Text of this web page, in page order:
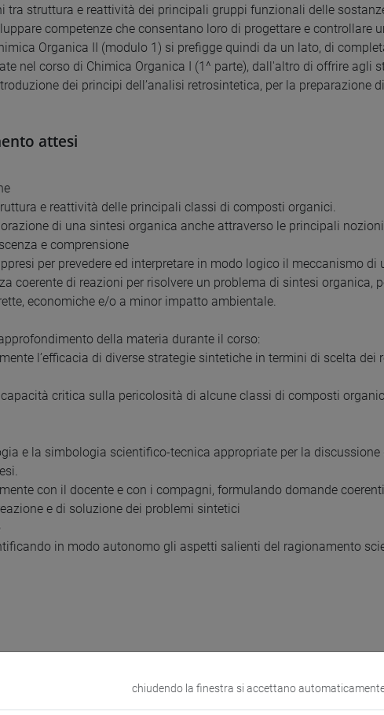
tra struttura e reattività dei principali gruppi funzionali delle
competenze che consentano loro di progettare e controllare
Organica II (modulo 1) si prefigge quindi da un lato, di
nel corso di Chimica Organica I (1^ parte), dall'altro di offrire agli
dei principi dell’analisi retrosintetica, per la preparazione
attesi
e reattività delle principali classi di composti organici.
di una sintesi organica anche attraverso le principali
e comprensione
per prevedere ed interpretare in modo logico il meccanismo di
coerente di reazioni per risolvere un problema di sintesi organica,
economiche e/o a minor impatto ambientale.
della materia durante il corso:
l’efficacia di diverse strategie sintetiche in termini di scelta dei
critica sulla pericolosità di alcune classi di composti
e la simbologia scientifico-tecnica appropriate per la
con il docente e con i compagni, formulando domande
e di soluzione dei problemi sintetici
in modo autonomo gli aspetti salienti del ragionamento
del corso di Chimica Organica I e Laboratorio. È necessario
delle principali classi di sostanze organiche, tra queste i
esteri ed ammidi), gli alcoli e gli eteri, gli alcheni, gli alogenuri
chiudendo la finestra si accettano